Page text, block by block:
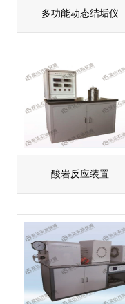
多功能动态结垢仪
酸岩反应装置